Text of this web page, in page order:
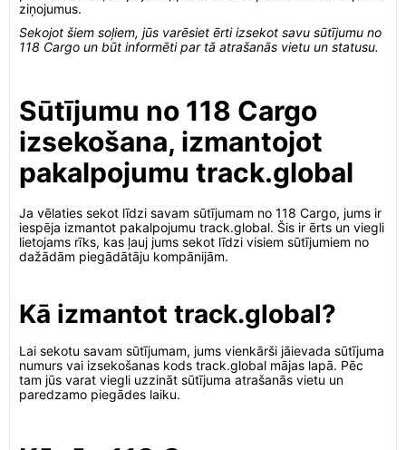
ziņojumus.
Sekojot šiem soļiem, jūs varēsiet ērti izsekot savu sūtījumu no
118 Cargo un būt informēti par tā atrašanās vietu un statusu.
Sūtījumu no 118 Cargo
izsekošana, izmantojot
pakalpojumu track.global
Ja vēlaties sekot līdzi savam sūtījumam no 118 Cargo, jums ir
iespēja izmantot pakalpojumu track.global. Šis ir ērts un viegli
lietojams rīks, kas ļauj jums sekot līdzi visiem sūtījumiem no
dažādām piegādātāju kompānijām.
Kā izmantot track.global?
Lai sekotu savam sūtījumam, jums vienkārši jāievada sūtījuma
numurs vai izsekošanas kods track.global mājas lapā. Pēc
tam jūs varat viegli uzzināt sūtījuma atrašanās vietu un
paredzamo piegādes laiku.